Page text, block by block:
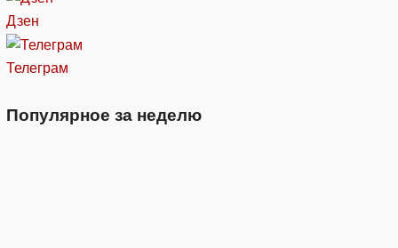
Дзен
Телеграм
Популярное за неделю